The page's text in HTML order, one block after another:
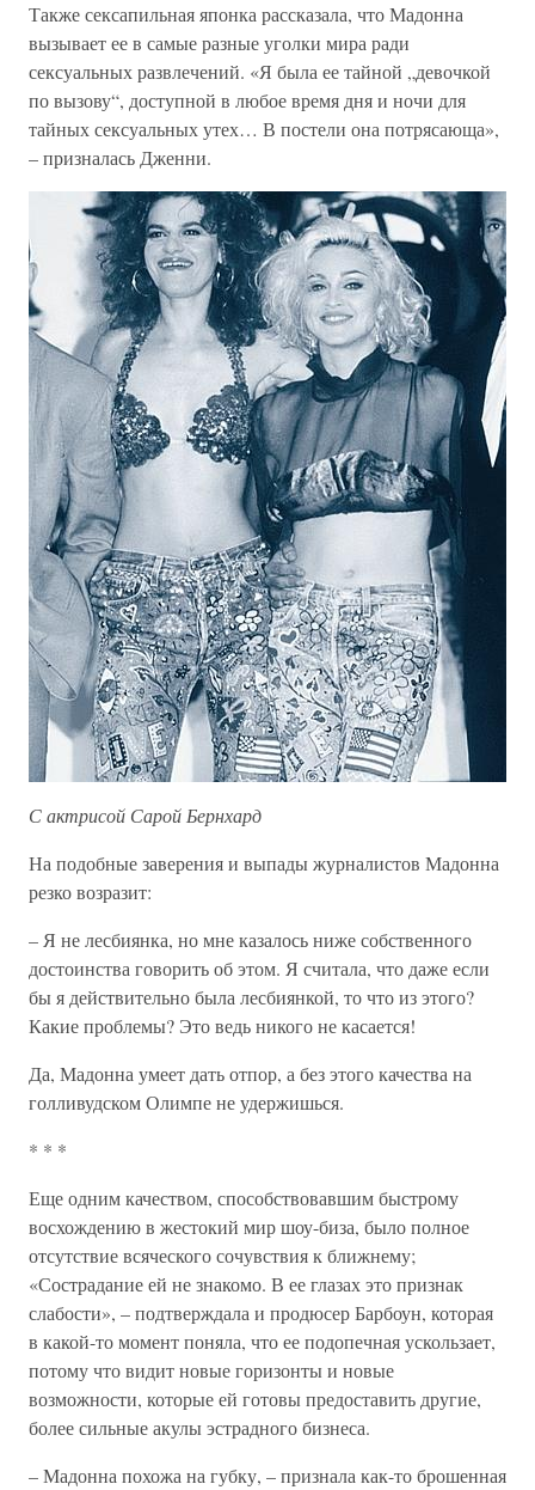
Также сексапильная японка рассказала, что Мадонна
вызывает ее в самые разные уголки мира ради
сексуальных развлечений. «Я была ее тайной „девочкой
по вызову“, доступной в любое время дня и ночи для
тайных сексуальных утех… В постели она потрясающа»,
– призналась Дженни.
С актрисой Сарой Бернхард
На подобные заверения и выпады журналистов Мадонна
резко возразит:
– Я не лесбиянка, но мне казалось ниже собственного
достоинства говорить об этом. Я считала, что даже если
бы я действительно была лесбиянкой, то что из этого?
Какие проблемы? Это ведь никого не касается!
Да, Мадонна умеет дать отпор, а без этого качества на
голливудском Олимпе не удержишься.
* * *
Еще одним качеством, способствовавшим быстрому
восхождению в жестокий мир шоу-биза, было полное
отсутствие всяческого сочувствия к ближнему;
«Сострадание ей не знакомо. В ее глазах это признак
слабости», – подтверждала и продюсер Барбоун, которая
в какой-то момент поняла, что ее подопечная ускользает,
потому что видит новые горизонты и новые
возможности, которые ей готовы предоставить другие,
более сильные акулы эстрадного бизнеса.
– Мадонна похожа на губку, – признала как-то брошенная